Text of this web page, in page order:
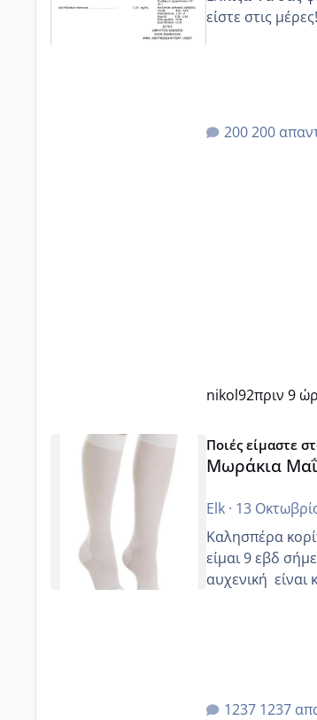
είστε στις
200
nikol92πριν 9
Μωράκια Μαΐου 2026 🌸🌻🌹
Ποιές είμαστε
Μωράκια
Elk· 13
Καλησπέρα
είμαι 9 εβδ
1237